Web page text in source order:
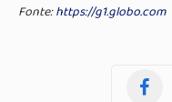
Fonte:https://g1.globo.com